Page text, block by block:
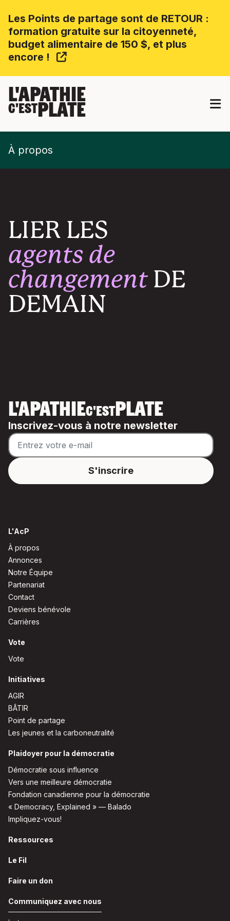
Les Points de partage sont de RETOUR :
formation gratuite sur la citoyenneté,
budget alimentaire de 150 $, et plus
encore !
L'APATHIE
C'ESTPLATE
À propos
LIER LES
agents de
changementDE
DEMAIN
L'APATHIEC'ESTPLATE
Inscrivez-vous à notre newsletter
L'AcP
À propos
Annonces
Notre Équipe
Partenariat
Contact
Deviens bénévole
Carrières
Vote
Vote
Initiatives
AGIR
BÂTIR
Point de partage
Les jeunes et la carboneutralité
Plaidoyer pour la démocratie
Démocratie sous influence
Vers une meilleure démocratie
Fondation canadienne pour la démocratie
« Democracy, Explained » — Balado
Impliquez-vous!
Ressources
Le Fil
Faire un don
Communiquez avec nous